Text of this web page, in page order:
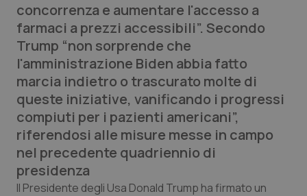
Basilicata
Calabria
Campania
Emilia-Romagna
Friuli Venezia Giulia
Artrite & artrosi
Asma & BPCO
Car-T
Colesterolo & coronaropatie
Dermatite Atopica
QS Club Newsletter
concorrenza e aumentare l'accesso a
farmaci a prezzi accessibili”. Secondo
Trump “non sorprende che
l'amministrazione Biden abbia fatto
marcia indietro o trascurato molte di
queste iniziative, vanificando i progressi
compiuti per i pazienti americani”,
riferendosi alle misure messe in campo
nel precedente quadriennio di
presidenza
Il Presidente degli Usa Donald Trump ha firmato un